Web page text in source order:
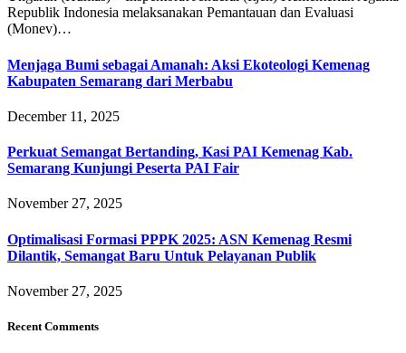
Republik Indonesia melaksanakan Pemantauan dan Evaluasi
(Monev)…
Menjaga Bumi sebagai Amanah: Aksi Ekoteologi Kemenag
Kabupaten Semarang dari Merbabu
December 11, 2025
Perkuat Semangat Bertanding, Kasi PAI Kemenag Kab.
Semarang Kunjungi Peserta PAI Fair
November 27, 2025
Optimalisasi Formasi PPPK 2025: ASN Kemenag Resmi
Dilantik, Semangat Baru Untuk Pelayanan Publik
November 27, 2025
Recent Comments